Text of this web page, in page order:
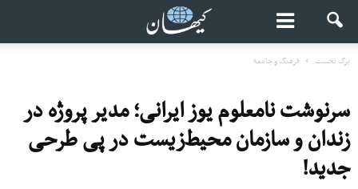
برگ نخست فرهنگ و جامعه
سرنوشت نامعلوم یوز ایرانی؛ مدیر پروژه در
زندان و سازمان محیط‌زیست در پی طرحی
جدید!